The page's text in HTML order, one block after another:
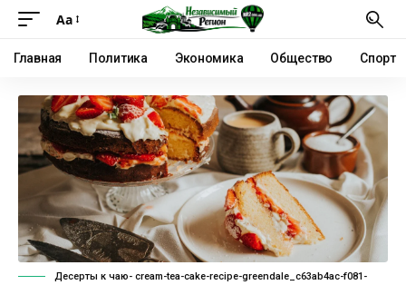
Аа
Главная Политика Экономика Общество Спорт
Десерты к чаю- cream-tea-cake-recipe-greendale_c63ab4ac-f081-